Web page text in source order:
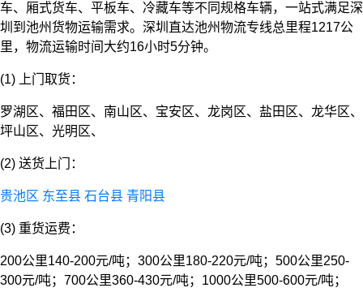
车、厢式货车、平板车、冷藏车等不同规格车辆，一站式满足深
圳到池州货物运输需求。深圳直达池州物流专线总里程1217公
里，物流运输时间大约16小时5分钟。
(1) 上门取货：
罗湖区、福田区、南山区、宝安区、龙岗区、盐田区、龙华区、
坪山区、光明区、
(2) 送货上门：
贵池区 东至县 石台县 青阳县
(3) 重货运费：
200公里140-200元/吨；300公里180-220元/吨；500公里250-
300元/吨；700公里360-430元/吨；1000公里500-600元/吨；